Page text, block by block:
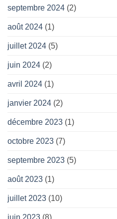
septembre 2024 (2)
août 2024 (1)
juillet 2024 (5)
juin 2024 (2)
avril 2024 (1)
janvier 2024 (2)
décembre 2023 (1)
octobre 2023 (7)
septembre 2023 (5)
août 2023 (1)
juillet 2023 (10)
juin 2023 (8)